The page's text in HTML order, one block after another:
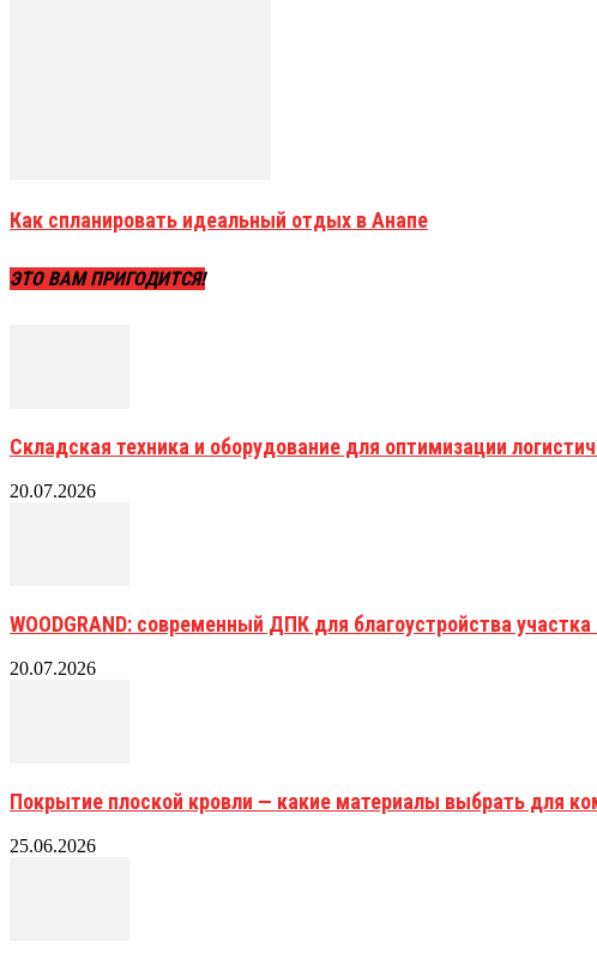
Как спланировать идеальный отдых в Анапе
ЭТО ВАМ ПРИГОДИТСЯ!
Складская техника и оборудование для оптимизации
20.07.2026
WOODGRAND: современный ДПК для благоустройства
20.07.2026
Покрытие плоской кровли — какие материалы выбрать для
25.06.2026